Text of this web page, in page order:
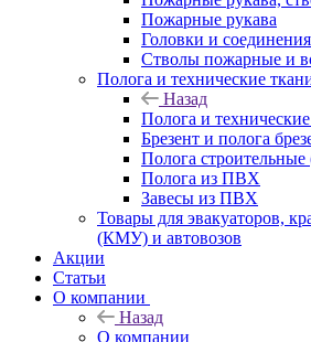
Пожарные рукава
Головки и
Стволы пожарные и
Полога и технические
Назад
Полога и
Брезент и полога
Полога строительные
Полога из ПВХ
Завесы из ПВХ
Товары для эвакуаторов,
(КМУ) и автовозов
Акции
Статьи
О компании
Назад
О компании